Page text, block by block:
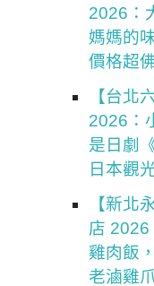
2026：
媽媽的
價格超
【台北
2026：
是日劇
日本觀
【新北
店 2026
雞肉飯
老滷雞